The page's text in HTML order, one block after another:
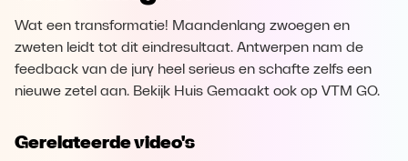
Wat een transformatie! Maandenlang zwoegen en
zweten leidt tot dit eindresultaat. Antwerpen nam de
feedback van de jury heel serieus en schafte zelfs een
nieuwe zetel aan. Bekijk Huis Gemaakt ook op VTM GO.
Gerelateerde video's